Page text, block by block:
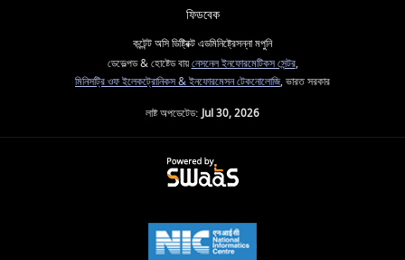
ফিডবেক
কন্টেন্ট অসি ডিষ্ট্রিক্ট এডমিনিষ্ট্রেসন্না মপুনি
ডেভেল্পড & হোষ্টেড বায়নেসনেল ইনফোরমেটিকস সেন্টর,
মিনিসট্রি ওফ ইলেকট্রোনিকস & ইনফোরমেসন টেকনোলোজি, ভারত সরকার
লাষ্ট অপডেটেড:Jul 30, 2026